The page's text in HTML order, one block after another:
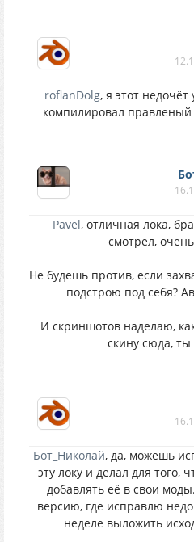
roflanDolg, я этот
компилировал правленый
Pavel, отличная лока,
смотрел,
Не будешь против, если
подстрою под себя?
И скриншотов наделаю,
скину сюда,
Бот_Николай, да, можешь
эту локу и делал для
добавлять её в свои
версию, где исправлю
неделе выложить